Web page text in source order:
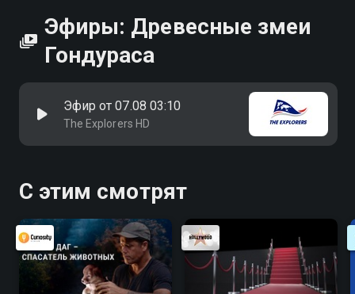
Эфиры: Древесные змеи
Гондураса
Эфир от 07.08 03:10
The Explorers HD
С этим смотрят